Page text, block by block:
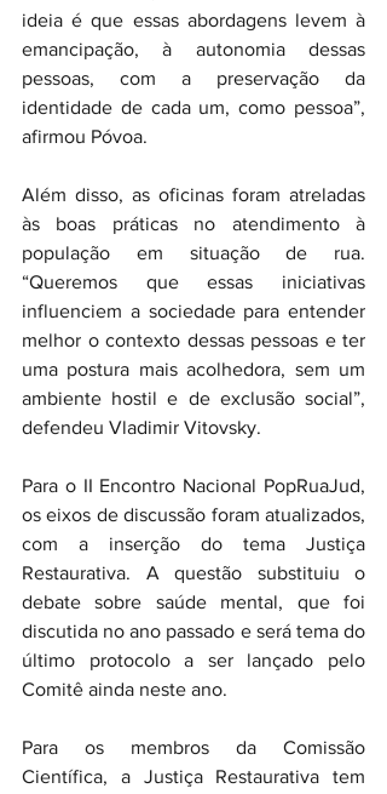
ideia é que essas abordagens levem à
emancipação, à autonomia dessas
pessoas, com a preservação da
identidade de cada um, como pessoa”,
afirmou Póvoa.
Além disso, as oficinas foram atreladas
às boas práticas no atendimento à
população em situação de rua.
“Queremos que essas iniciativas
influenciem a sociedade para entender
melhor o contexto dessas pessoas e ter
uma postura mais acolhedora, sem um
ambiente hostil e de exclusão social”,
defendeu Vladimir Vitovsky.
Para o II Encontro Nacional PopRuaJud,
os eixos de discussão foram atualizados,
com a inserção do tema Justiça
Restaurativa. A questão substituiu o
debate sobre saúde mental, que foi
discutida no ano passado e será tema do
último protocolo a ser lançado pelo
Comitê ainda neste ano.
Para os membros da Comissão
Científica, a Justiça Restaurativa tem